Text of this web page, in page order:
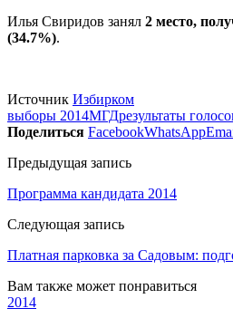
Илья Свиридов занял 2 место,
(34.7%).
Источник Избирком
выборы 2014МГДрезультаты
Поделиться FacebookWhatsApp
Предыдущая запись
Программа кандидата 2014
Следующая запись
Платная парковка за Садовым:
Вам также может понравиться
2014